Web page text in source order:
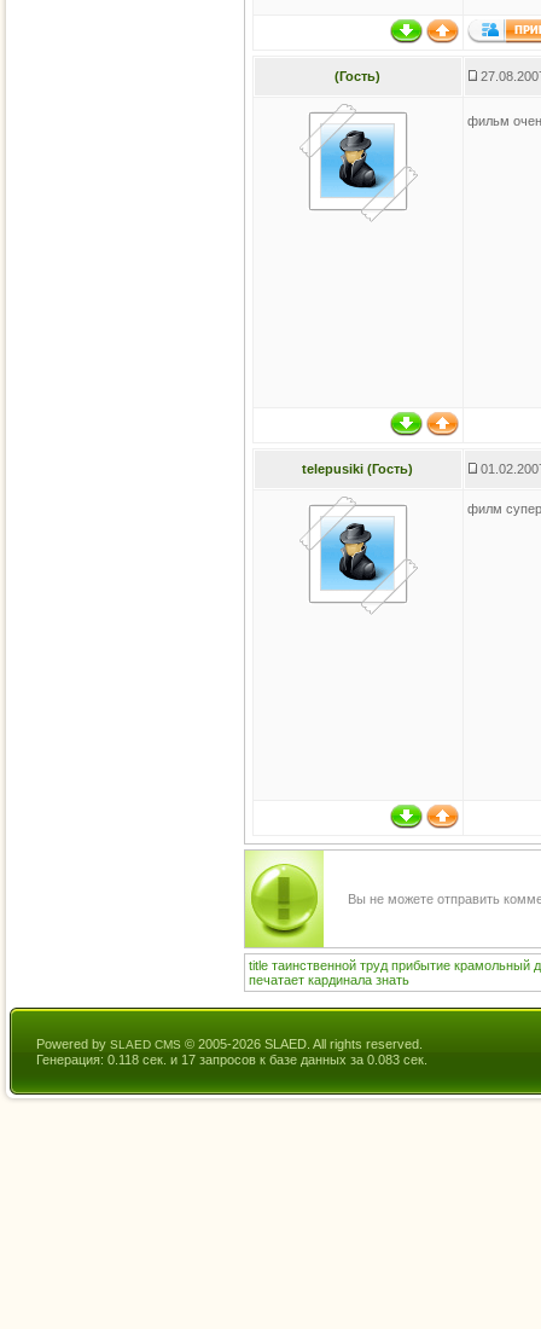
(Гость)
фильм
telepusiki (Гость)
филм
Вы не можете отправить
title таинственной труд прибытие крамольный
печатает кардинала знать
Powered by SLAED CMS © 2005-2026 SLAED. All rights reserved.
Генерация: 0.118 сек. и 17 запросов к базе данных за 0.083 сек.